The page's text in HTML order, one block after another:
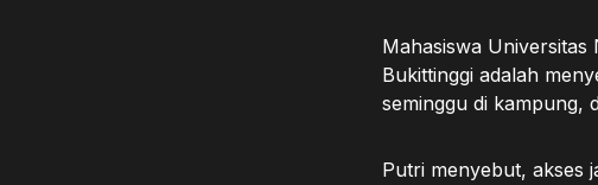
Mahasiswa
Bukittinggi adalah
seminggu di kampung,
Putri menyebut, akses